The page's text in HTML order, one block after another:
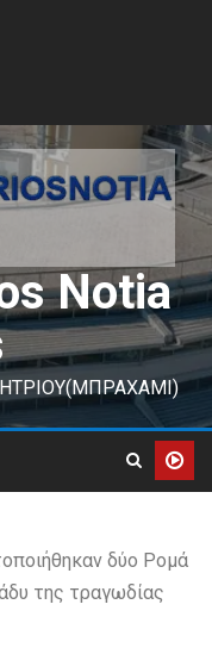
Notia
δύο Ρομά
της τραγωδίας